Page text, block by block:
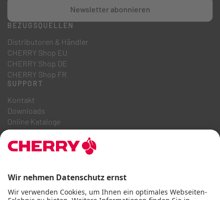
Newsletter abonnieren
BEZUGSQUELLEN
Distributoren & Händler
CHERRY Shop EU
CHERRY Shop DE
CHERRY Shop FR
SUPPORT
Kontakt
Downloads
Online Kataloge
FAQ
ÜBER UNS
Hinweisgebersystem
Code of Business Conduct